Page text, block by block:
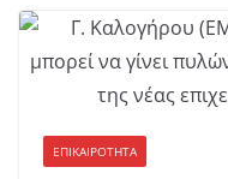
ΕΠΙΚΑΙΡΟΤΗΤΑ